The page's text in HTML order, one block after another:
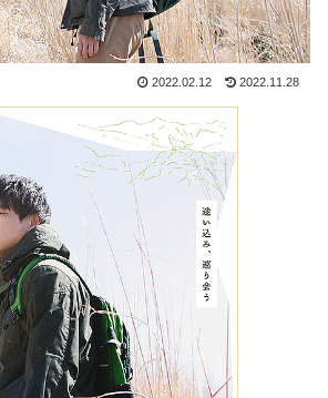
2022.02.12 2022.11.28